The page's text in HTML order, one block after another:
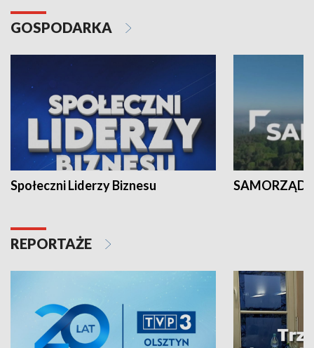
GOSPODARKA
Społeczni Liderzy Biznesu SAMORZĄD
REPORTAŻE